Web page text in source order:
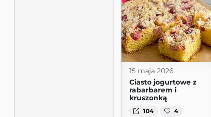
15 maja 2026
Ciasto jogurtowe z
rabarbarem i
kruszonką
104 4